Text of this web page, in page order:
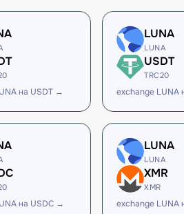
на USDT →
LUNA
LUNA
USDT
TRC20
exchange LUNA
на USDC →
LUNA
LUNA
XMR
XMR
exchange LUNA